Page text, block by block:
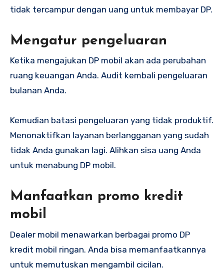
tidak tercampur dengan uang untuk membayar DP.
Mengatur pengeluaran
Ketika mengajukan DP mobil akan ada perubahan
ruang keuangan Anda. Audit kembali pengeluaran
bulanan Anda.
Kemudian batasi pengeluaran yang tidak produktif.
Menonaktifkan layanan berlangganan yang sudah
tidak Anda gunakan lagi. Alihkan sisa uang Anda
untuk menabung DP mobil.
Manfaatkan promo kredit
mobil
Dealer mobil menawarkan berbagai promo DP
kredit mobil ringan. Anda bisa memanfaatkannya
untuk memutuskan mengambil cicilan.